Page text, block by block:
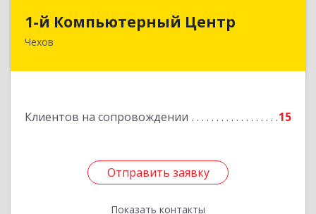
1-й Компьютерный Центр
Чехов
Клиентов на сопровождении 15
Отправить заявку
Показать контакты
1-й Компьютерный Центр
142306, Московская обл, Чеховский р-н, Чехов
Отправить заявку
Назад